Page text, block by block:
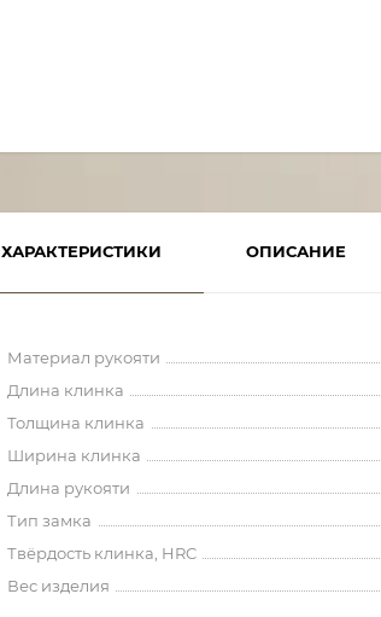
ХАРАКТЕРИСТИКИ ОПИСАНИЕ
Материал рукояти
Длина клинка
Толщина клинка
Ширина клинка
Длина рукояти
Тип замка
Твёрдость клинка, HRC
Вес изделия